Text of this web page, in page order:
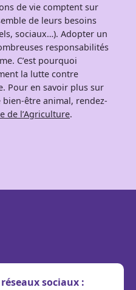
de vie comptent sur
de leurs besoins
sociaux…). Adopter un
responsabilités
C’est pourquoi
la lutte contre
Pour en savoir plus sur
être animal, rendez-
de l’Agriculture.
sociaux :